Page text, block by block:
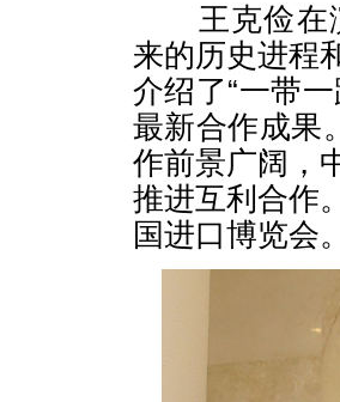
王克俭在演
来的历史进程
介绍了“一带
最新合作成果
作前景广阔，
推进互利合作
国进口博览会。